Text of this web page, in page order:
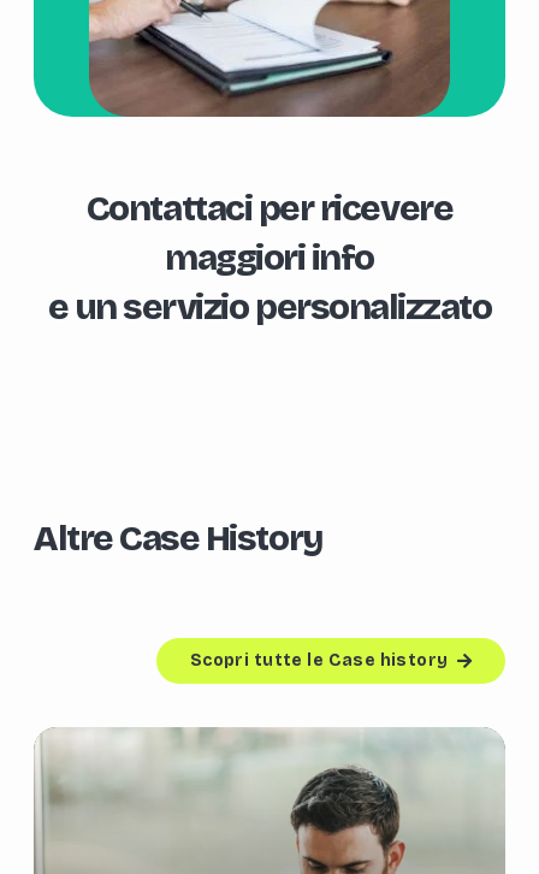
Contattaci per ricevere
maggiori info
e un servizio personalizzato
Altre Case History
Scopri tutte le Case history